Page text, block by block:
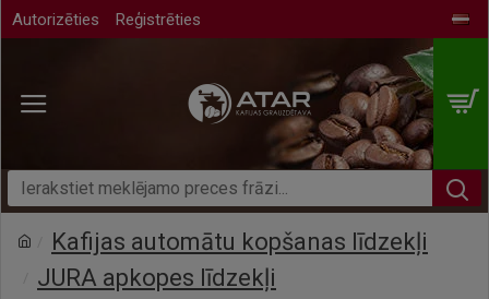
Autorizēties Reģistrēties
Kafijas automātu kopšanas līdzekļi
JURA apkopes līdzekļi